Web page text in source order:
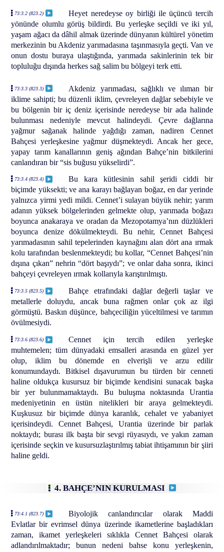
73:3.2 (823.2)
Heyet neredeyse oy birliği ile üçüncü tercih
yönünde olumlu görüş bildirdi. Bu yerleşke seçildi ve iki yıl,
yaşam ağacı da dâhil almak üzerinde dünyanın kültürel yönetim
merkezinin bu Akdeniz yarımadasına taşınmasıyla geçti. Van ve
onun dostu buraya ulaştığında, yarımada sakinlerinin tek bir
topluluğu dışında herkes sağ salim bu bölgeyi terk etti.
73:3.3 (823.3)
Akdeniz yarımadası, sağlıklı ve ılıman bir
iklime sahipti; bu düzenli iklim, çevreleyen dağlar sebebiyle ve
bu bölgenin bir iç deniz içerisinde neredeyse bir ada halinde
bulunması nedeniyle mevcut halindeydi. Çevre dağlarına
yağmur sağanak halinde yağdığı zaman, nadiren Cennet
Bahçesi yerleşkesine yağmur düşmekteydi. Ancak her gece,
yapay tarım kanallarının geniş ağından Bahçe’nin bitkilerini
canlandıran bir “sis buğusu yükselirdi”.
73:3.4 (823.4)
Bu kara kütlesinin sahil şeridi ciddi bir
biçimde yüksekti; ve ana karayı bağlayan boğaz, en dar yerinde
yalnızca yirmi yedi mildi. Cennet’i sulayan büyük nehir; yarım
adanın yüksek bölgelerinden gelmekte olup, yarımada boğazı
boyunca anakaraya ve oradan da Mezopotamya’nın düzlükleri
boyunca denize dökülmekteydi. Bu nehir, Cennet Bahçesi
yarımadasının sahil tepelerinden kaynağını alan dört ana ırmak
kolu tarafından beslenmekteydi; bu kollar, “Cennet Bahçesi’nin
dışına çıkan” nehrin “dört başıydı”; ve onlar daha sonra, ikinci
bahçeyi çevreleyen ırmak kollarıyla karıştırılmıştı.
73:3.5 (823.5)
Bahçe etrafındaki dağlar değerli taşlar ve
metallerle doluydu, ancak buna rağmen onlar çok az ilgi
görmüştü. Baskın düşünce, bahçeciliğin yüceltilmesi ve tarımın
övülmesiydi.
73:3.6 (823.6)
Cennet için tercih edilen yerleşke
muhtemelen; tüm dünyadaki emsalleri arasında en güzel yer
olup, iklim bu dönemde en elverişli ve arzu edilir
konumundaydı. Bitkisel dışavurumun bu türden bir cenneti
haline oldukça kusursuz bir biçimde kendisini sunacak başka
bir yer bulunmamaktaydı. Bu buluşma noktasında Urantia
medeniyetinin en üstün nitelikleri bir araya gelmekteydi.
Kuşkusuz bir biçimde dünya karanlık, cehalet ve yabaniyet
içerisindeydi. Cennet Bahçesi, Urantia üzerinde bir parlak
noktaydı; burası ilk başta bir sevgi rüyasıydı, ve yakın zaman
içerisinde seçkin ve kusursuzlaştırılmış tabiat ihtişamının bir şiiri
haline geldi.
4. BAHÇE’NIN KURULMASI
73:4.1 (823.7)
Biyolojik canlandırıcılar olarak Maddi
Evlatlar bir evrimsel dünya üzerinde ikametlerine başladıkları
zaman, ikamet yerleşkeleri sıklıkla Cennet Bahçesi olarak
adlandırılmaktadır; bunun nedeni bahse konu yerleşkenin,